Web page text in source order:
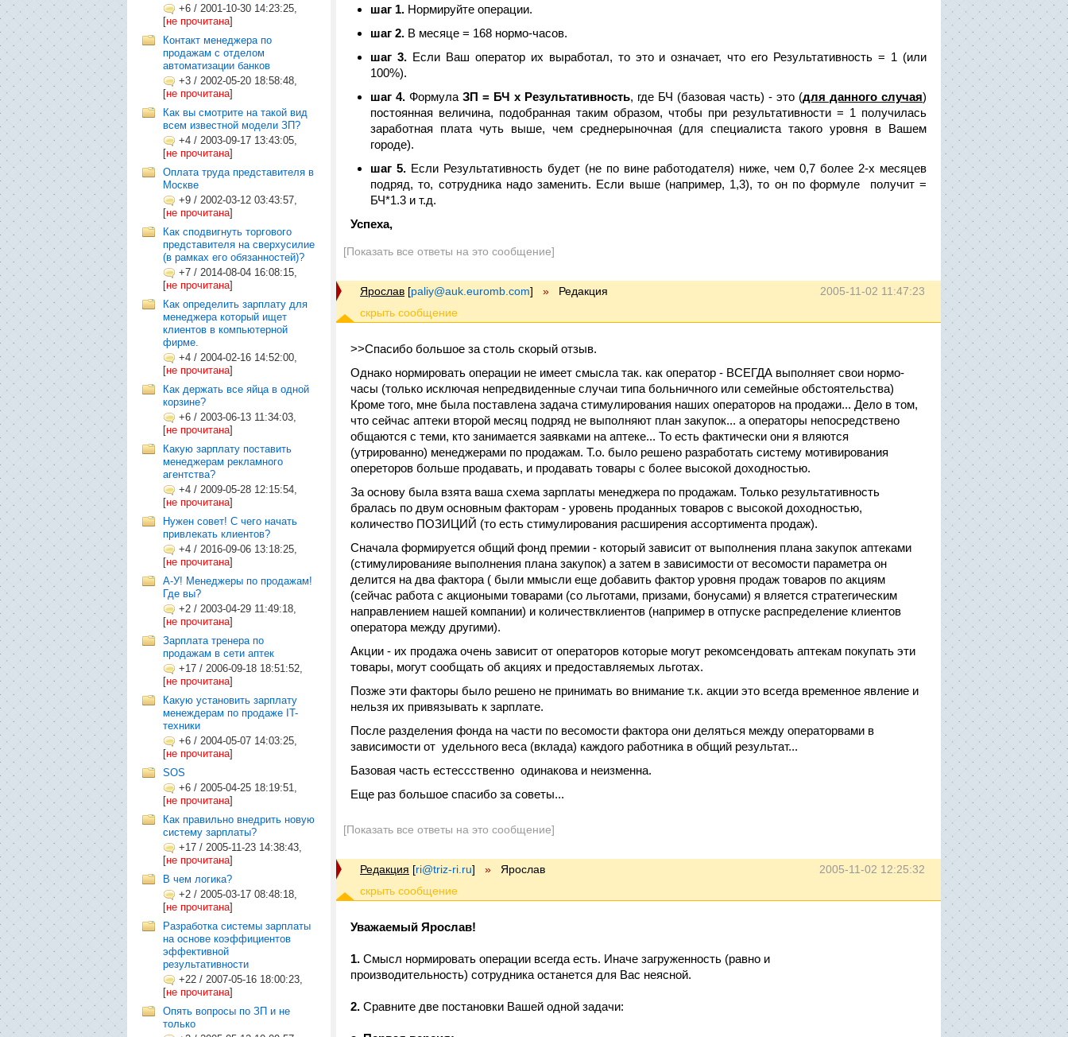
+6 / 2001-10-30 14:23:25,
[не прочитана]
Контакт менеджера по
продажам с отделом
автоматизации банков
+3 / 2002-05-20 18:58:48,
[не прочитана]
Как вы смотрите на такой вид
всем известной модели ЗП?
+4 / 2003-09-17 13:43:05,
[не прочитана]
Оплата труда представителя в
Москве
+9 / 2002-03-12 03:43:57,
[не прочитана]
Как сподвигнуть торгового
представителя на сверхусилие
(в рамках его обязанностей)?
+7 / 2014-08-04 16:08:15,
[не прочитана]
Как определить зарплату для
менеджера который ищет
клиентов в компьютерной
фирме.
+4 / 2004-02-16 14:52:00,
[не прочитана]
Как держать все яйца в одной
корзине?
+6 / 2003-06-13 11:34:03,
[не прочитана]
Какую зарплату поставить
менеджерам рекламного
агентства?
+4 / 2009-05-28 12:15:54,
[не прочитана]
Нужен совет! С чего начать
привлекать клиентов?
+4 / 2016-09-06 13:18:25,
[не прочитана]
А-У! Менеджеры по продажам!
Где вы?
+2 / 2003-04-29 11:49:18,
[не прочитана]
Зарплата тренера по
продажам в сети аптек
+17 / 2006-09-18 18:51:52,
[не прочитана]
Какую установить зарплату
менеждерам по продаже IT-
техники
+6 / 2004-05-07 14:03:25,
[не прочитана]
SOS
+6 / 2005-04-25 18:19:51,
[не прочитана]
Как правильно внедрить новую
систему зарплаты?
+17 / 2005-11-23 14:38:43,
[не прочитана]
В чем логика?
+2 / 2005-03-17 08:48:18,
[не прочитана]
Разработка системы зарплаты
на основе коэффициентов
эффективной
результативности
+22 / 2007-05-16 18:00:23,
[не прочитана]
Опять вопросы по ЗП и не
только
шаг 1. Нормируйте операции.
шаг 2. В месяце = 168 нормо-часов.
шаг 3.Если Ваш оператор их выработал, то это и означает, что его Результативность = 1 (или
100%).
шаг 4. Формула ЗП = БЧ х Результативность, где БЧ (базовая часть) - это (для данного случая)
постоянная величина, подобранная таким образом, чтобы при результативности = 1 получилась
заработная плата чуть выше, чем среднерыночная (для специалиста такого уровня в Вашем
городе).
шаг 5.Если Результативность будет (не по вине работодателя) ниже, чем 0,7 более 2-х месяцев
подряд, то, сотрудника надо заменить. Если выше (например, 1,3), то он по формуле получит =
БЧ*1.3 и т.д.
Успеха,
[Показать все ответы на это сообщение]
2005-11-02 11:47:23
Ярослав [paliy@auk.euromb.com] » Редакция
>>Спасибо большое за столь скорый отзыв.
Однако нормировать операции не имеет смысла так. как оператор - ВСЕГДА выполняет свои нормо-
часы (только исключая непредвиденные случаи типа больничного или семейные обстоятельства)
Кроме того, мне была поставлена задача стимулирования наших операторов на продажи... Дело в том,
что сейчас аптеки второй месяц подряд не выполняют план закупок... а операторы непосредствено
общаются с теми, кто занимается заявками на аптеке... То есть фактически они я вляются
(утрированно) менеджерами по продажам. Т.о. было решено разработать систему мотивирования
опереторов больше продавать, и продавать товары с более высокой доходностью.
За основу была взята ваша схема зарплаты менеджера по продажам. Только результативность
бралась по двум основным факторам - уровень проданных товаров с высокой доходностью,
количество ПОЗИЦИЙ (то есть стимулирования расширения ассортимента продаж).
Сначала формируется общий фонд премии - который зависит от выполнения плана закупок аптеками
(стимулированияе выполнения плана закупок) а затем в зависимости от весомости параметра он
делится на два фактора ( были ммысли еще добавить фактор уровня продаж товаров по акциям
(сейчас работа с акциоными товарами (со льготами, призами, бонусами) я вляется стратегическим
направлением нашей компании) и количествклиентов (например в отпуске распределение клиентов
оператора между другими).
Акции - их продажа очень зависит от операторов которые могут рекомсендовать аптекам покупать эти
товары, могут сообщать об акциях и предоставляемых льготах.
Позже эти факторы было решено не принимать во внимание т.к. акции это всегда временное явление и
нельзя их привязывать к зарплате.
После разделения фонда на части по весомости фактора они деляться между операторвами в
зависимости от удельного веса (вклада) каждого работника в общий результат...
Базовая часть естессственно одинакова и неизменна.
Еще раз большое спасибо за советы...
[Показать все ответы на это сообщение]
2005-11-02 12:25:32
Редакция [ri@triz-ri.ru] » Ярослав
Уважаемый Ярослав!
1. Смысл нормировать операции всегда есть. Иначе загруженность (равно и
производительность) сотрудника останется для Вас неясной.
2. Сравните две постановки Вашей одной задачи: